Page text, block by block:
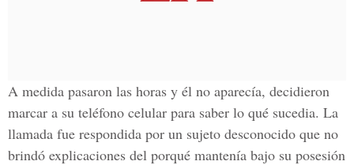
A medida pasaron las horas y él no aparecía, decidieron
marcar a su teléfono celular para saber lo qué sucedia. La
llamada fue respondida por un sujeto desconocido que no
brindó explicaciones del porqué mantenía bajo su posesión